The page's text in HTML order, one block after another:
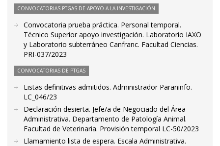
CONVOCATORIAS PTGAS DE APOYO A LA INVESTIGACIÓN
Convocatoria prueba práctica. Personal temporal.
Técnico Superior apoyo investigación. Laboratorio IAXO
y Laboratorio subterráneo Canfranc. Facultad Ciencias.
PRI-037/2023
CONVOCATORIAS DE PTGAS
Listas definitivas admitidos. Administrador Paraninfo.
LC_046/23
Declaración desierta. Jefe/a de Negociado del Área
Administrativa. Departamento de Patología Animal.
Facultad de Veterinaria. Provisión temporal LC-50/2023
Llamamiento lista de espera. Escala Administrativa.